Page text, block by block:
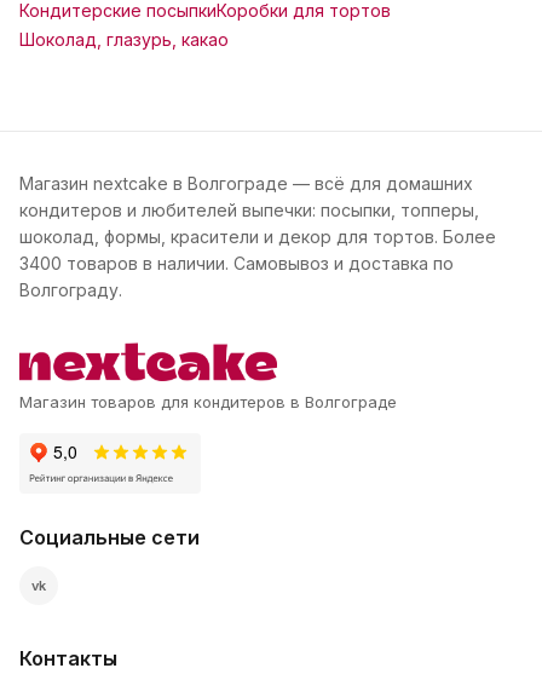
Кондитерские посыпкиКоробки для тортов
Шоколад, глазурь, какао
Магазин nextcake в Волгограде — всё для домашних
кондитеров и любителей выпечки: посыпки, топперы,
шоколад, формы, красители и декор для тортов. Более
3400 товаров в наличии. Самовывоз и доставка по
Волгограду.
Магазин товаров для кондитеров в Волгограде
Социальные сети
vk
Контакты